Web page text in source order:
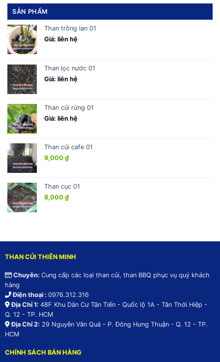
SẢN PHẨM
Than trồng lan 01
Giá: liên hệ
Than lọc nước 01
Giá: liên hệ
Than củi rừng 01
Giá: liên hệ
Than củi cafe 01
9,000 ₫
Than cục 01
8,000 ₫
THAN CỦI THIÊN MINH
Chuyên: Cung cấp các loại than củi, than BBQ phục vụ quý khách
hàng
Điện thoại : 0976.312.316
Địa Chỉ 1: 48F Khu Dân Cư Tân Tiến - Quốc lộ 1A - Tân Thới Hiệp -
Q. 12 - TP. HCM
Địa Chỉ 2: 29 Nguyễn Văn Quá - P. Đông Hưng Thuận - Q. 12 - TP.
HCM
CHÍNH SÁCH BÁN HÀNG